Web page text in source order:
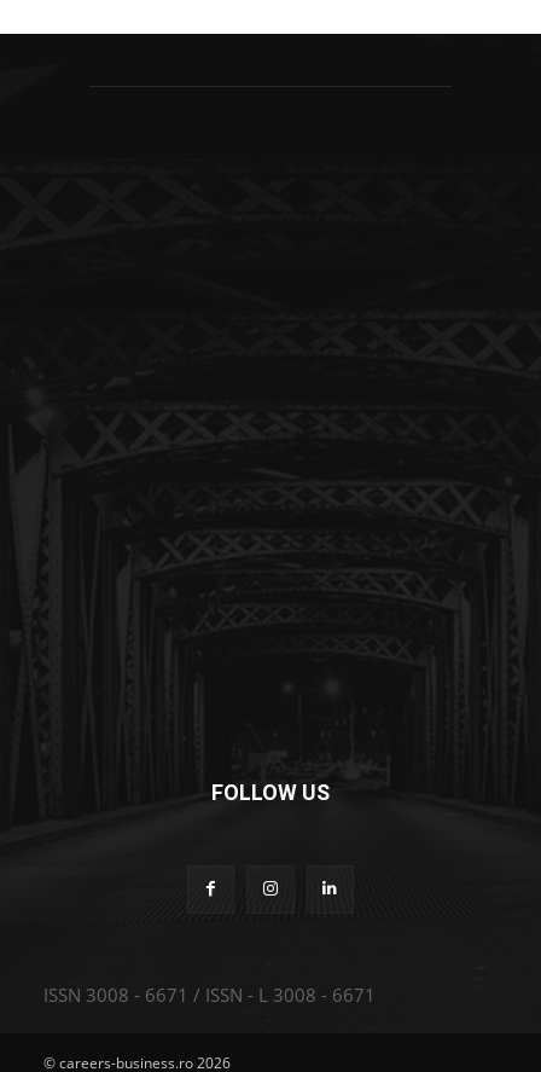
FOLLOW US
ISSN 3008 - 6671 / ISSN - L 3008 - 6671
© careers-business.ro 2026